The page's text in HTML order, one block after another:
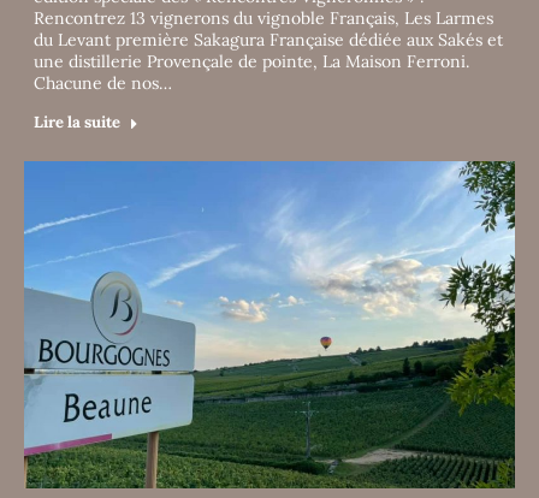
Rencontrez 13 vignerons du vignoble Français, Les Larmes
du Levant première Sakagura Française dédiée aux Sakés et
une distillerie Provençale de pointe, La Maison Ferroni.
Chacune de nos…
Lire la suite